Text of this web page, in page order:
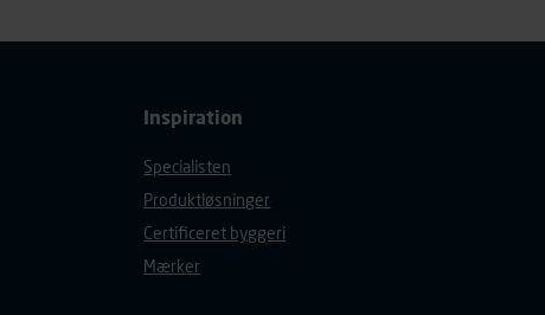
Inspiration
Specialisten
Produktløsninger
Certificeret byggeri
Mærker